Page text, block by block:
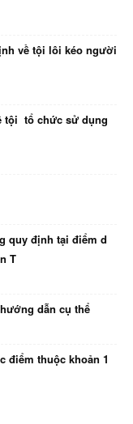
về tội lôi kéo người
tội tổ chức sử dụng
quy định tại điểm d
T
dẫn cụ thể
điểm thuộc khoản 1